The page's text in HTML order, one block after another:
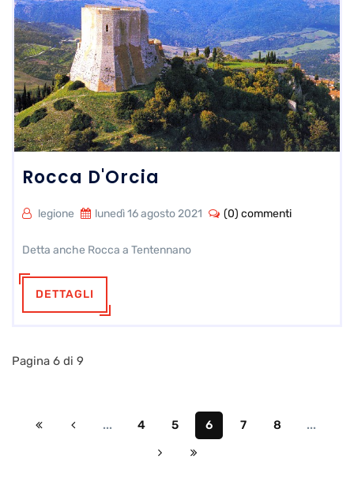
Rocca D'Orcia
legione lunedì 16 agosto 2021 (0) commenti
Detta anche Rocca a Tentennano
DETTAGLI
Pagina 6 di 9
... 4 5 6 7 8 ...